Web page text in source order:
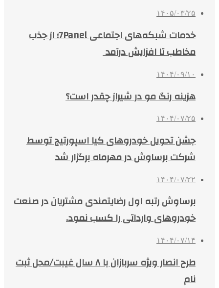
۱۴۰۵/۰۳/۲۵
خدمات شبکه‌های اجتماعی 7Panel؛ از جذب
مخاطب تا افزایش درآمد
۱۴۰۴/۰۹/۱۰
هزینه رنگ مو در شیراز چقدر است؟
۱۴۰۴/۰۷/۲۵
جشن تحویل خودروهای کیا اسپورتیج توسط
شرکت برساوش در مهرماه برگزار شد
۱۴۰۴/۰۷/۲۲
برساوش رتبه اول رضایتمندی مشتریان در صنعت
خودروهای وارداتی را کسب نمود.
۱۴۰۴/۰۷/۱۴
طرح انصار ویژه سربازان با ۸ سال غیبت/محل ثبت
نام